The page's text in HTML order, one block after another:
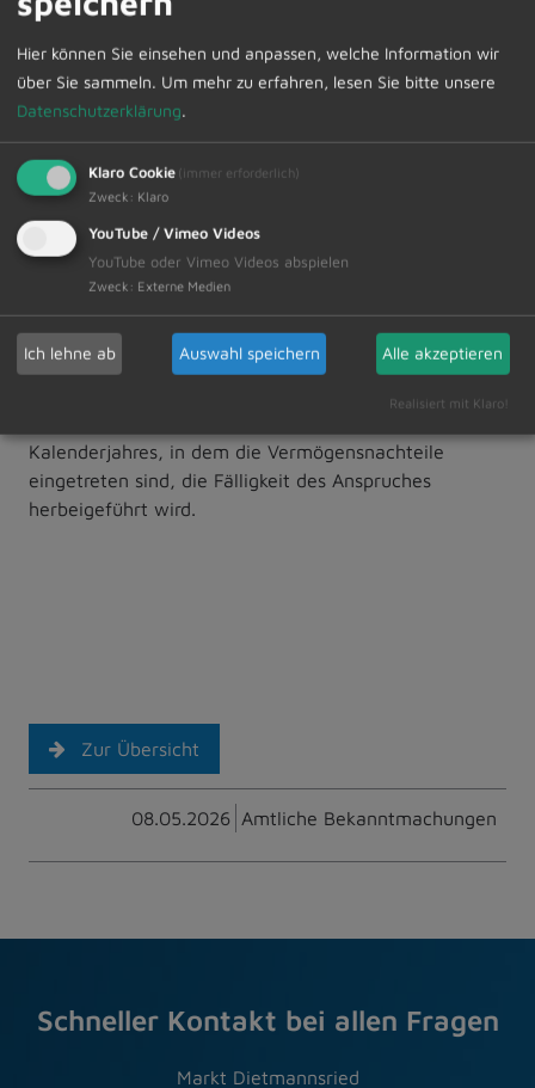
das Verhältnis des Bebauungsplans und des
Flächennutzungsplans,
3. nach § 214 Abs. 3 Satz 2 BauGB beachtliche
Mängel des Abwägungsvorgangs,
Bekanntmachung der Einbeziehungssatzung schriftlich
gegenüber der Gemeinde geltend gemacht worden
sind; der Sachverhalt, der die Verletzung oder den
Mangel begründen soll, ist darzulegen.
Satz 1 und 2 sowie Abs. 4 BauGB hingewiesen. Danach
erlöschen Entschädigungsansprüche für nach den §§
Kalenderjahres, in dem die Vermögensnachteile
eingetreten sind, die Fälligkeit des Anspruches
herbeigeführt wird.
Zur Übersicht
08.05.2026 Amtliche Bekanntmachungen
Schneller Kontakt bei allen Fragen
Markt Dietmannsried
Hier können Sie einsehen und anpassen, welche Information wir
über Sie sammeln. Um mehr zu erfahren, lesen Sie bitte unsere
Datenschutzerklärung.
Klaro Cookie (immer erforderlich)
Zweck : Klaro
YouTube / Vimeo Videos
YouTube oder Vimeo Videos abspielen
Zweck : Externe Medien
Ich lehne ab Auswahl speichern Alle akzeptieren
Realisiert mit Klaro!